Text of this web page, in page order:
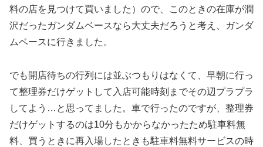
料の店を見つけて買いました）ので、このときの在庫が潤
沢だったガンダムベースなら大丈夫だろうと考え、ガンダ
ムベースに行きました。
でも開店待ちの行列には並ぶつもりはなくて、早朝に行っ
て整理券だけゲットして入店可能時刻までその辺プラプラ
してよう…と思ってました。車で行ったのですが、整理券
だけゲットするのは10分もかからなかったため駐車料無
料、買うときに再入場したときも駐車料無料サービスの時